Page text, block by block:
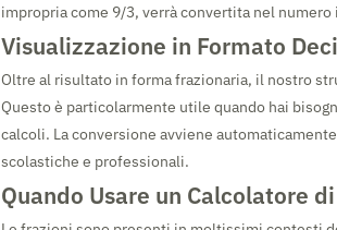
impropria come 9/3, verrà convertita nel
Visualizzazione in Formato
Oltre al risultato in forma frazionaria, il nostro
Questo è particolarmente utile quando hai
calcoli. La conversione avviene
scolastiche e professionali.
Quando Usare un Calcolatore